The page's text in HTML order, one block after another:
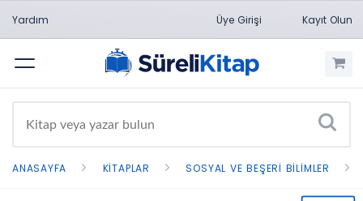
Yardım Üye Girişi Kayıt Olun
Menü
ANASAYFA KITAPLAR SOSYAL VE BEŞERI BILIMLER